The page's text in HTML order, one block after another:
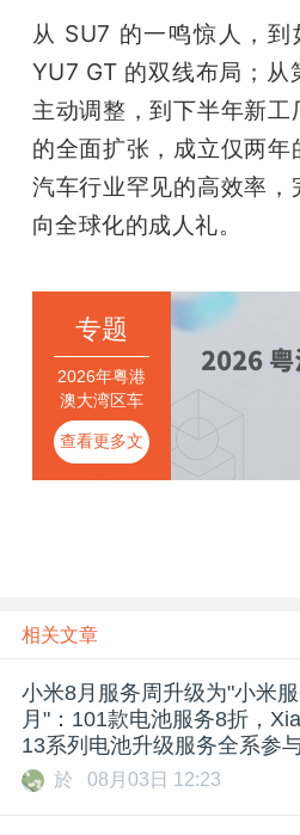
从 SU7 的一鸣惊人，
YU7 GT 的双线布局；从
主动调整，到下半年新
的全面扩张，成立仅两
汽车行业罕见的高效率，
向全球化的成人礼。
专题
2026年粤港
澳大湾区车
展新智驾专
题
查看更多文
章
相关文章
小米8月服务周升级为"小米
月"：101款电池服务8折，
13系列电池升级服务全系参
於 08月03日 12:23